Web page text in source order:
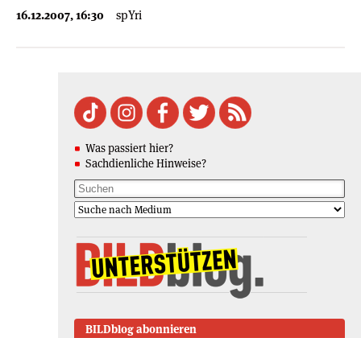
16.12.2007, 16:30 spYri
Was passiert hier?
Sachdienliche Hinweise?
BILDblog abonnieren